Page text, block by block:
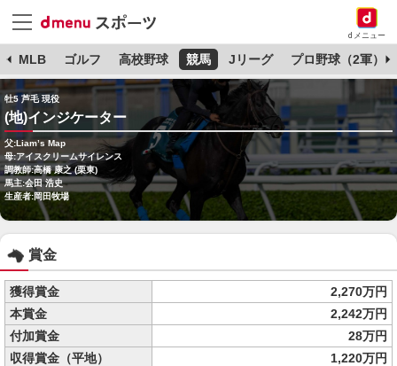
dメニュー
MLB ゴルフ 高校野球 競馬 Jリーグ プロ野球（2軍）
牡5 芦毛 現役
(地)インジケーター
父:Liam’s Map
母:アイスクリームサイレンス
調教師:高橋 康之 (栗東)
馬主:会田 浩史
生産者:岡田牧場
賞金
獲得賞金
2,270万円
本賞金
2,242万円
付加賞金
28万円
収得賞金（平地）
1,220万円